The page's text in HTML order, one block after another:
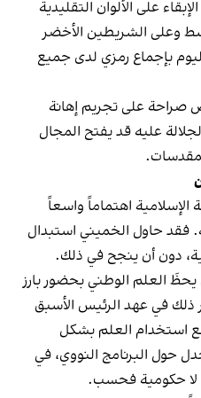
على الألوان التقليدية
وعلى الشريطين الأخضر
بإجماع رمزي لدى جميع
صراحة على تجريم إهانة
عليه قد يفتح المجال
اهتماماً واسعاً
فقد حاول الخميني استبدال
دون أن ينجح في ذلك.
العلم الوطني بحضور بارز
ذلك في عهد الرئيس الأسبق
استخدام العلم بشكل
حول البرنامج النووي، في
حكومية فحسب.